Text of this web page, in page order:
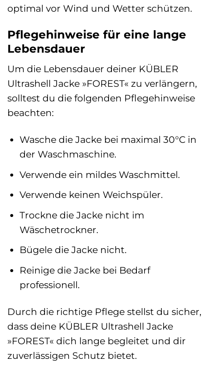
optimal vor Wind und Wetter schützen.
Pflegehinweise für eine lange
Lebensdauer
Um die Lebensdauer deiner KÜBLER
Ultrashell Jacke »FOREST« zu verlängern,
solltest du die folgenden Pflegehinweise
beachten:
Wasche die Jacke bei maximal 30°C in
der Waschmaschine.
Verwende ein mildes Waschmittel.
Verwende keinen Weichspüler.
Trockne die Jacke nicht im
Wäschetrockner.
Bügele die Jacke nicht.
Reinige die Jacke bei Bedarf
professionell.
Durch die richtige Pflege stellst du sicher,
dass deine KÜBLER Ultrashell Jacke
»FOREST« dich lange begleitet und dir
zuverlässigen Schutz bietet.